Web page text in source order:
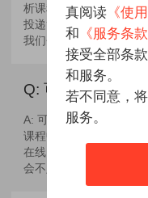
析课程总计两个阶段，
投递简历，在寻求机会
我们会提供相关的就业
Q: 可以跟老师互
A: 可以，报名后有两种
课程中有部分直播答疑
在线问答，学员的问题
会不定时出现答疑。
真阅读 《使
和 《服务条款
接受全部条
和服务。
若不同意，
服务。